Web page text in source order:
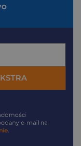
e-mail na
.